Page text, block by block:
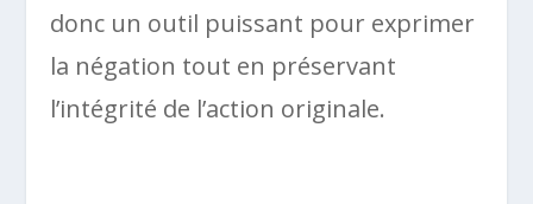
donc un outil puissant pour exprimer
la négation tout en préservant
l’intégrité de l’action originale.